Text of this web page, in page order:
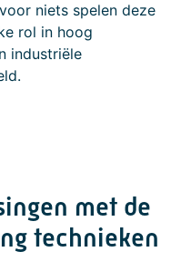
niets spelen deze
rol in hoog
industriële
met de
technieken